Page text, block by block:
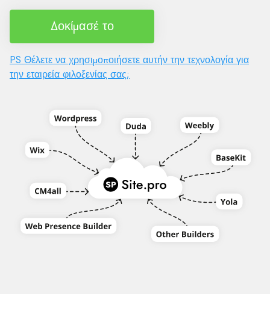
Δοκίμασέ το
PS Θέλετε να χρησιμοποιήσετε αυτήν την τεχνολογία για
την εταιρεία φιλοξενίας σας;